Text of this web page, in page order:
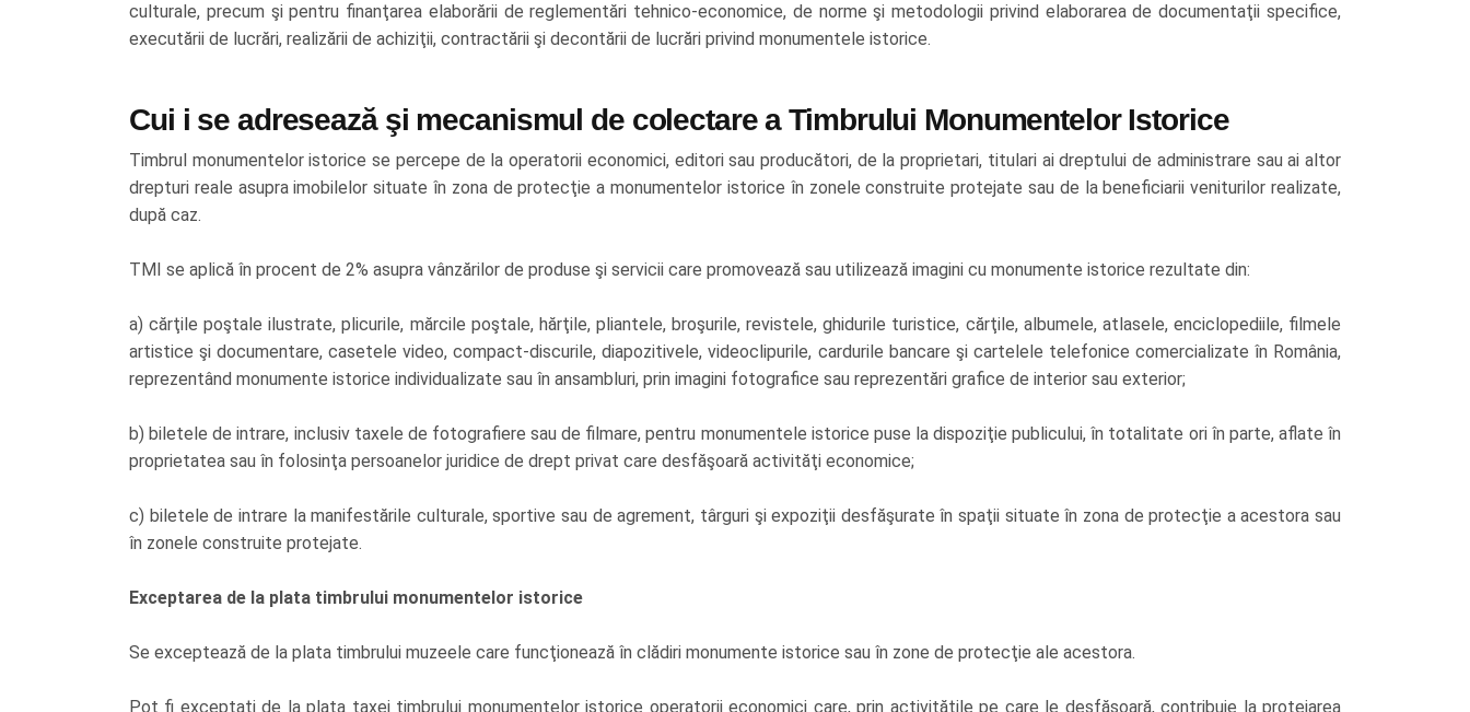
culturale, precum şi pentru finanţarea elaborării de reglementări tehnico-economice, de norme şi metodologii privind elaborarea de documentaţii specifice,
executării de lucrări, realizării de achiziţii, contractării şi decontării de lucrări privind monumentele istorice.
Cui i se adresează şi mecanismul de colectare a Timbrului Monumentelor Istorice
Timbrul monumentelor istorice se percepe de la operatorii economici, editori sau producători, de la proprietari, titulari ai dreptului de administrare sau ai altor
drepturi reale asupra imobilelor situate în zona de protecţie a monumentelor istorice în zonele construite protejate sau de la beneficiarii veniturilor realizate,
după caz.
TMI se aplică în procent de 2% asupra vânzărilor de produse şi servicii care promovează sau utilizează imagini cu monumente istorice rezultate din:
a) cărţile poştale ilustrate, plicurile, mărcile poştale, hărţile, pliantele, broşurile, revistele, ghidurile turistice, cărţile, albumele, atlasele, enciclopediile, filmele
artistice şi documentare, casetele video, compact-discurile, diapozitivele, videoclipurile, cardurile bancare şi cartelele telefonice comercializate în România,
reprezentând monumente istorice individualizate sau în ansambluri, prin imagini fotografice sau reprezentări grafice de interior sau exterior;
b) biletele de intrare, inclusiv taxele de fotografiere sau de filmare, pentru monumentele istorice puse la dispoziţie publicului, în totalitate ori în parte, aflate în
proprietatea sau în folosinţa persoanelor juridice de drept privat care desfăşoară activităţi economice;
c) biletele de intrare la manifestările culturale, sportive sau de agrement, târguri şi expoziţii desfăşurate în spaţii situate în zona de protecţie a acestora sau
în zonele construite protejate.
Exceptarea de la plata timbrului monumentelor istorice
Se exceptează de la plata timbrului muzeele care funcţionează în clădiri monumente istorice sau în zone de protecţie ale acestora.
Pot fi exceptaţi de la plata taxei timbrului monumentelor istorice operatorii economici care, prin activităţile pe care le desfăşoară, contribuie la protejarea